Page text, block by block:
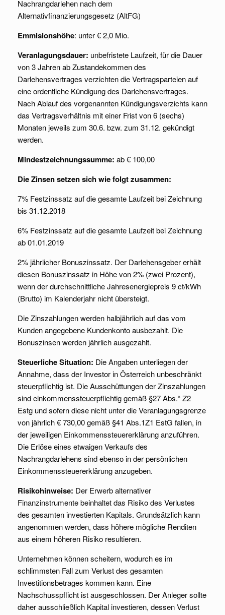
Nachrangdarlehen nach dem
Alternativfinanzierungsgesetz (AltFG)
Emmisionshöhe: unter € 2,0 Mio.
Veranlagungsdauer: unbefristete Laufzeit, für die Dauer
von 3 Jahren ab Zustandekommen des
Darlehensvertrages verzichten die Vertragsparteien auf
eine ordentliche Kündigung des Darlehensvertrages.
Nach Ablauf des vorgenannten Kündigungsverzichts kann
das Vertragsverhältnis mit einer Frist von 6 (sechs)
Monaten jeweils zum 30.6. bzw. zum 31.12. gekündigt
werden.
Mindestzeichnungssumme: ab € 100,00
Die Zinsen setzen sich wie folgt zusammen:
7% Festzinssatz auf die gesamte Laufzeit bei Zeichnung
bis 31.12.2018
6% Festzinssatz auf die gesamte Laufzeit bei Zeichnung
ab 01.01.2019
2% jährlicher Bonuszinssatz. Der Darlehensgeber erhält
diesen Bonuszinssatz in Höhe von 2% (zwei Prozent),
wenn der durchschnittliche Jahresenergiepreis 9 ct/kWh
(Brutto) im Kalenderjahr nicht übersteigt.
Die Zinszahlungen werden halbjährlich auf das vom
Kunden angegebene Kundenkonto ausbezahlt. Die
Bonuszinsen werden jährlich ausgezahlt.
Steuerliche Situation: Die Angaben unterliegen der
Annahme, dass der Investor in Österreich unbeschränkt
steuerpflichtig ist. Die Ausschüttungen der Zinszahlungen
sind einkommenssteuerpflichtig gemäß §27 Abs.“ Z2
Estg und sofern diese nicht unter die Veranlagungsgrenze
von jährlich € 730,00 gemäß §41 Abs.1Z1 EstG fallen, in
der jeweiligen Einkommenssteuererklärung anzuführen.
Die Erlöse eines etwaigen Verkaufs des
Nachrangdarlehens sind ebenso in der persönlichen
Einkommenssteuererklärung anzugeben.
Risikohinweise: Der Erwerb alternativer
Finanzinstrumente beinhaltet das Risiko des Verlustes
des gesamten investierten Kapitals. Grundsätzlich kann
angenommen werden, dass höhere mögliche Renditen
aus einem höheren Risiko resultieren.
Unternehmen können scheitern, wodurch es im
schlimmsten Fall zum Verlust des gesamten
Investitionsbetrages kommen kann. Eine
Nachschusspflicht ist ausgeschlossen. Der Anleger sollte
daher ausschließlich Kapital investieren, dessen Verlust